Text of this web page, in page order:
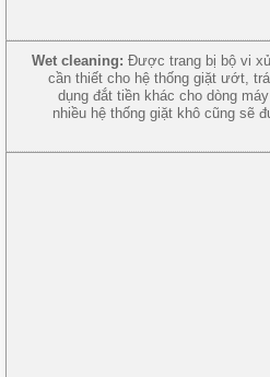
Wet cleaning: Được trang bị bộ vi
cần thiết cho hệ thống giặt ướt,
dụng đắt tiền khác cho dòng
nhiều hệ thống giặt khô cũng sẽ